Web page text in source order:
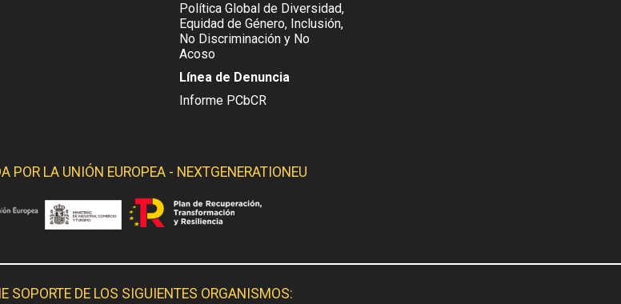
Política Global de Diversidad,
Equidad de Género, Inclusión,
No Discriminación y No
Acoso
Línea de Denuncia
Informe PCbCR
POR LA UNIÓN EUROPEA - NEXTGENERATIONEU
SOPORTE DE LOS SIGUIENTES ORGANISMOS: